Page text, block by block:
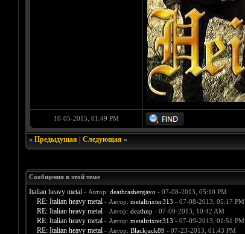
10-05-2015, 01:49 PM
« Предыдущая| Следующая»
Сообщения в этой теме
Italian heavy metal - Автор: deathrashergavo - 07-08-2013, 05:10 PM
RE: Italian heavy metal - Автор: metaltrixter313 - 07-08-2013, 05:17 PM
RE: Italian heavy metal - Автор: deathnp - 07-09-2013, 10:42 AM
RE: Italian heavy metal - Автор: metaltrixter313 - 07-09-2013, 01:51 PM
RE: Italian heavy metal - Автор: Blackjack89 - 07-23-2013, 01:43 PM